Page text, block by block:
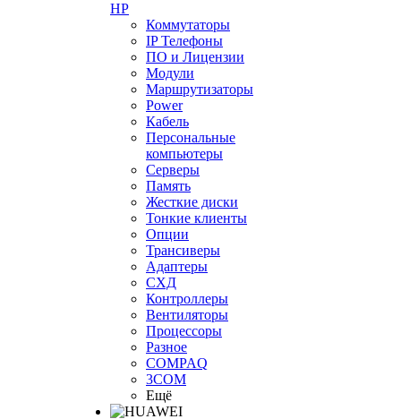
HP
Коммутаторы
IP Телефоны
ПО и Лицензии
Модули
Маршрутизаторы
Power
Кабель
Персональные
компьютеры
Серверы
Память
Жесткие диски
Тонкие клиенты
Опции
Трансиверы
Адаптеры
СХД
Контроллеры
Вентиляторы
Процессоры
Разное
COMPAQ
3COM
Ещё